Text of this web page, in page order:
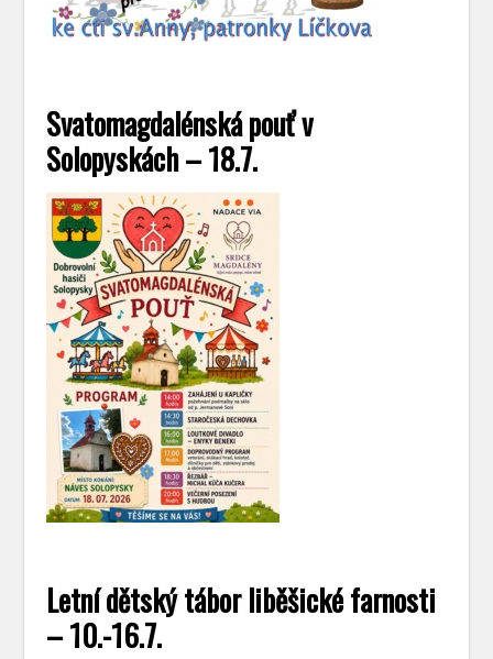
Svatomagdalénská pouť v
Solopyskách – 18.7.
Letní dětský tábor liběšické farnosti
– 10.-16.7.